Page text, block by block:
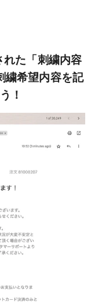
た「刺繍内容
繍希望内容を記
！